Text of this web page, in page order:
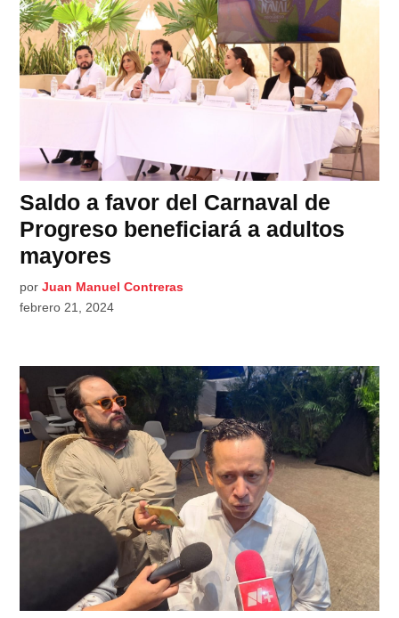
Saldo a favor del Carnaval de
Progreso beneficiará a adultos
mayores
por Juan Manuel Contreras
febrero 21, 2024